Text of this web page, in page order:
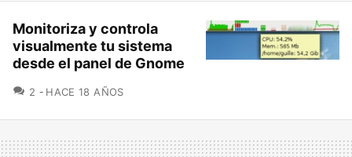
Monitoriza y controla
visualmente tu sistema
desde el panel de Gnome
2 COMENTARIOS
HACE 18 AÑOS